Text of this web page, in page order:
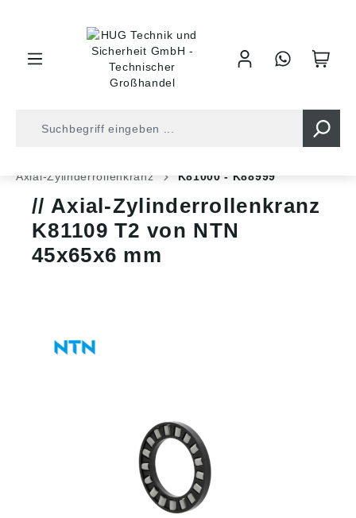
Axial-Zylinderrollenkranz
K81000 - K88999
Axial-Zylinderrollenkranz
K81109 T2 von NTN
45x65x6 mm